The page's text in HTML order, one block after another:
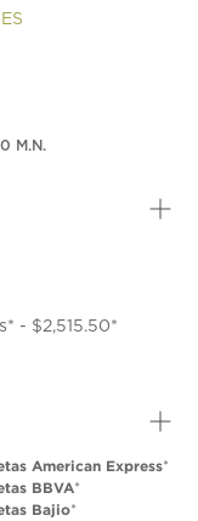
M.N.
- $2,515.50*
American Express*
BBVA*
Bajio*